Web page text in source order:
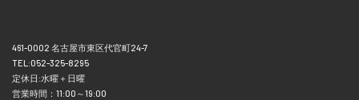
461-0002 名古屋市東区代官町24-7
TEL:052-325-8295
定休日:水曜＋日曜
営業時間：11:00～19:00